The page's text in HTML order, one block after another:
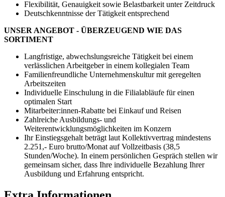
Flexibilität, Genauigkeit sowie Belastbarkeit unter Zeitdruck
Deutschkenntnisse der Tätigkeit entsprechend
UNSER ANGEBOT - ÜBERZEUGEND WIE DAS
SORTIMENT
Langfristige, abwechslungsreiche Tätigkeit bei einem
verlässlichen Arbeitgeber in einem kollegialen Team
Familienfreundliche Unternehmenskultur mit geregelten
Arbeitszeiten
Individuelle Einschulung in die Filialabläufe für einen
optimalen Start
Mitarbeiter:innen-Rabatte bei Einkauf und Reisen
Zahlreiche Ausbildungs- und
Weiterentwicklungsmöglichkeiten im Konzern
Ihr Einstiegsgehalt beträgt laut Kollektivvertrag mindestens
2.251,- Euro brutto/Monat auf Vollzeitbasis (38,5
Stunden/Woche). In einem persönlichen Gespräch stellen wir
gemeinsam sicher, dass Ihre individuelle Bezahlung Ihrer
Ausbildung und Erfahrung entspricht.